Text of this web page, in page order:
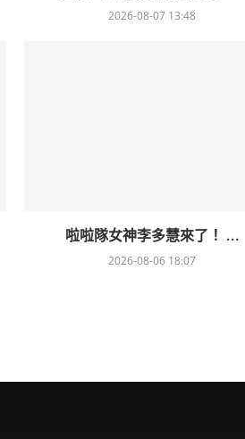
2026-08-07 13:48
啦啦隊女神李多慧來了！ ...
2026-08-06 18:07